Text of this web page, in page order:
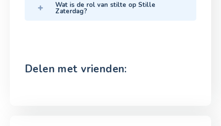
Wat is de rol van stilte op Stille
Zaterdag?
Delen met vrienden: